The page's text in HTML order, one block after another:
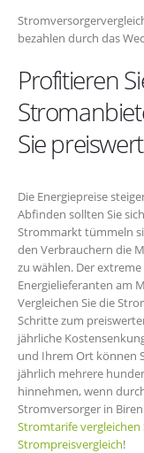
bezahlen durch das
Profitieren
Sie
Die Energiepreise
Abfinden sollten Sie
Strommarkt tümmeln
den Verbrauchern die
zu wählen. Der
Energielieferanten am
Vergleichen Sie die
Schritte zum
jährliche
und Ihrem Ort können
jährlich mehrere
hinnehmen, wenn
Stromversorger in
Stromtarife vergleichen
Strompreisvergleich!